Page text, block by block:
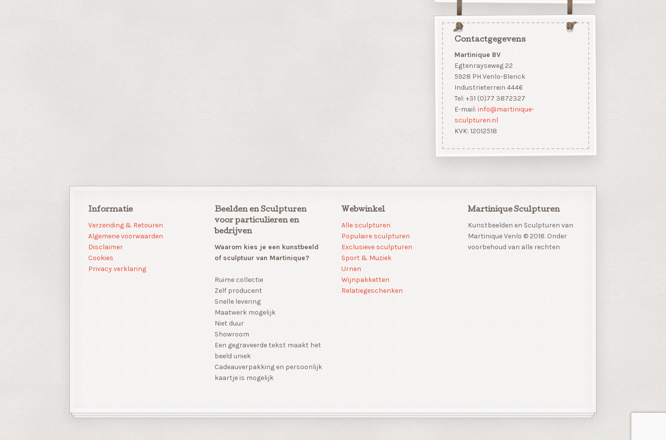
Contactgegevens
Martinique BV
Egtenrayseweg 22
5928 PH Venlo-Blerick
Industrieterrein 4446
Tel: +31 (0)77 3872327
E-mail: info@martinique-
sculpturen.nl
KVK: 12012518
Informatie
Verzending & Retouren
Algemene voorwaarden
Disclaimer
Cookies
Privacy verklaring
Beelden en Sculpturen
voor particulieren en
bedrijven
Waarom kies je een kunstbeeld
of sculptuur van Martinique?
Ruime collectie
Zelf producent
Snelle levering
Maatwerk mogelijk
Niet duur
Showroom
Een gegraveerde tekst maakt het
beeld uniek
Cadeauverpakking en persoonlijk
kaartje is mogelijk
Webwinkel
Alle sculpturen
Populaire sculpturen
Exclusieve sculpturen
Sport & Muziek
Urnen
Wijnpakketten
Relatiegeschenken
Martinique Sculpturen
Kunstbeelden en Sculpturen van
Martinique Venlo © 2018. Onder
voorbehoud van alle rechten